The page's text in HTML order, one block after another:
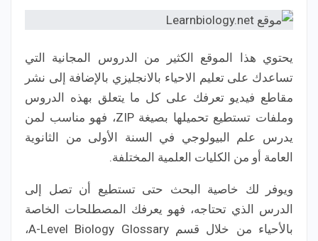
يحتوي هذا الموقع الكثير من الدروس المجانية التي
تساعدك على تعليم الاحياء بالانجليزي بالإضافة إلى نشر
مقاطع فيديو تعرفك على كل ما يتعلق بهذه الدروس
وملفات تستطيع تحميلها بصيغة ZIP، فهو مناسب لمن
يدرس علم البيولوجي في السنة الأولى من الثانوية
العامة أو من الكليات العلمية المختلفة.
ويوفر لك خاصية البحث حتى تستطيع أن تصل إلى
الدرس الذي تحتاجه، فهو يعرفك المصطلحات الخاصة
بالأحياء من خلال قسم A-Level Biology Glossary،